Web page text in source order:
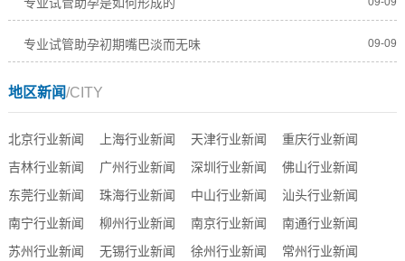
专业试管助孕初期嘴巴淡而无味 09-09
地区新闻/CITY
北京行业新闻 上海行业新闻 天津行业新闻
重庆行业新闻
吉林行业新闻
广州行业新闻 深圳行业新闻
佛山行业新闻
东莞行业新闻
珠海行业新闻 中山行业新闻
汕头行业新闻
南宁行业新闻
柳州行业新闻 南京行业新闻
南通行业新闻
苏州行业新闻
无锡行业新闻 徐州行业新闻
常州行业新闻